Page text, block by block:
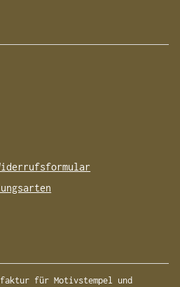
für Motivstempel und